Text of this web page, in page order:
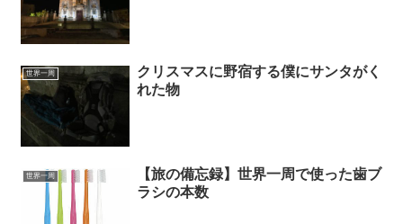
世界一周
クリスマスに野宿する僕にサンタがく
れた物
世界一周
【旅の備忘録】世界一周で使った歯ブ
ラシの本数